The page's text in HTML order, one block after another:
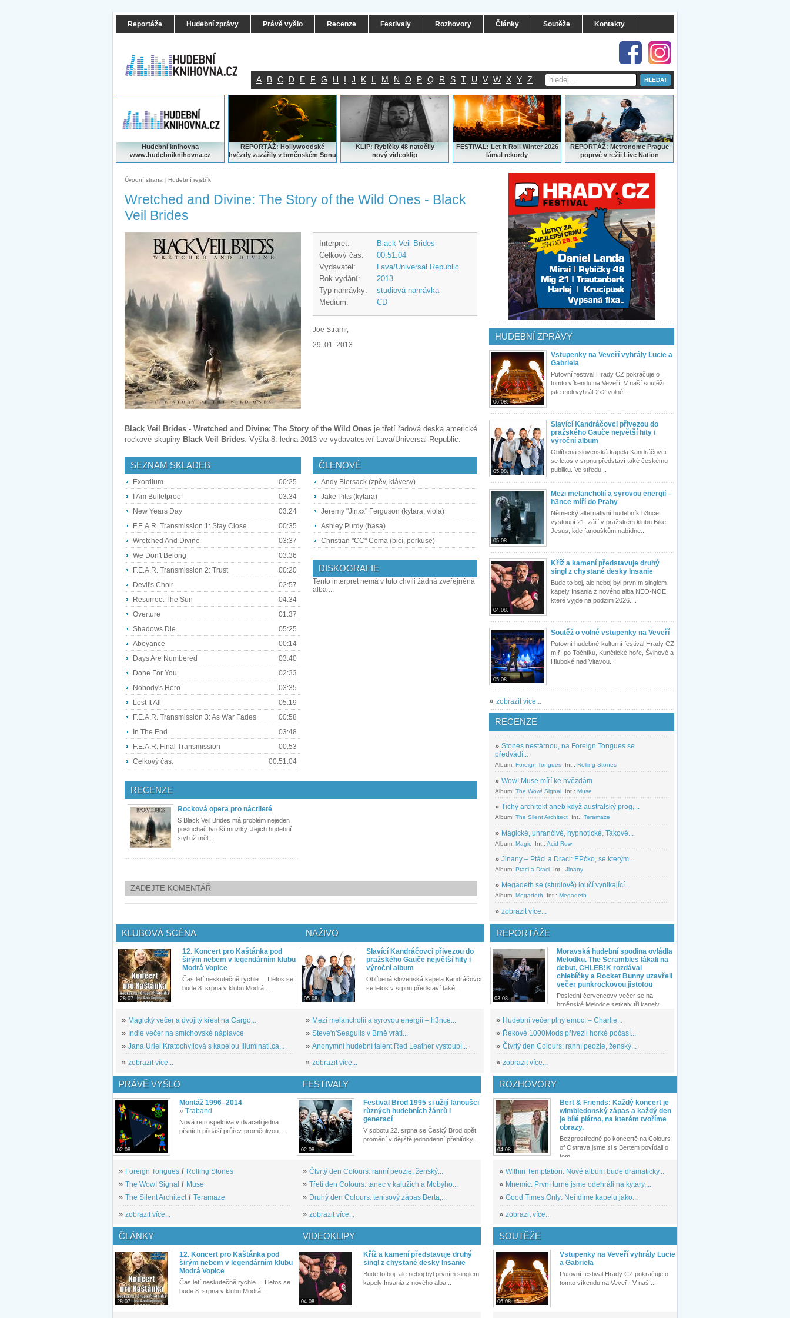
Reportáže Hudební zprávy Právě vyšlo Recenze Festivaly Rozhovory Články Soutěže Kontakty
A B C D E F G H I J K L M N O P Q R S T U V W X Y Z
Hudební knihovna
www.hudebniknihovna.cz
REPORTÁŽ: Hollywoodské
hvězdy zazářily v brněnském Sonu
KLIP: Rybičky 48 natočily
nový videoklip
FESTIVAL: Let It Roll Winter 2026
lámal rekordy
REPORTÁŽ:Metronome Prague
poprvé v režii Live Nation
Úvodní strana | Hudební rejstřík
Wretched and Divine: The Story of the Wild Ones - Black
Veil Brides
Interpret:
Black Veil Brides
Celkový čas:
00:51:04
Vydavatel:
Lava/Universal Republic
Rok vydání:
2013
Typ nahrávky:
studiová nahrávka
Medium:
CD
Joe Stramr,
29. 01. 2013
Black Veil Brides - Wretched and Divine: The Story of the Wild Ones je třetí řadová deska americké
rockové skupiny Black Veil Brides. Vyšla 8. ledna 2013 ve vydavateství Lava/Universal Republic.
SEZNAM SKLADEB
Exordium
00:25
I Am Bulletproof
03:34
New Years Day
03:24
F.E.A.R. Transmission 1: Stay Close
00:35
Wretched And Divine
03:37
We Don't Belong
03:36
F.E.A.R. Transmission 2: Trust
00:20
Devil's Choir
02:57
Resurrect The Sun
04:34
Overture
01:37
Shadows Die
05:25
Abeyance
00:14
Days Are Numbered
03:40
Done For You
02:33
Nobody's Hero
03:35
Lost It All
05:19
F.E.A.R. Transmission 3: As War Fades
00:58
In The End
03:48
F.E.A.R: Final Transmission
00:53
Celkový čas:
00:51:04
ČLENOVÉ
Andy Biersack (zpěv, klávesy)
Jake Pitts (kytara)
Jeremy "Jinxx" Ferguson (kytara, viola)
Ashley Purdy (basa)
Christian "CC" Coma (bicí, perkuse)
DISKOGRAFIE
Tento interpret nemá v tuto chvíli žádná zveřejněná
alba ...
RECENZE
Rocková opera pro náctileté
S Black Veil Brides má problém nejeden
posluchač tvrdší muziky. Jejich hudební
styl už měl...
ZADEJTE KOMENTÁŘ
HUDEBNÍ ZPRÁVY
06.08.
Vstupenky na Veveří vyhrály Lucie a
Gabriela
Putovní festival Hrady CZ pokračuje o
tomto víkendu na Veveří. V naší soutěži
jste moli vyhrát 2x2 volné...
05.08.
Slavící Kandráčovci přivezou do
pražského Gauče největší hity i
výroční album
Oblíbená slovenská kapela Kandráčovci
se letos v srpnu představí také českému
publiku. Ve středu...
05.08.
Mezi melancholií a syrovou energií –
h3nce míří do Prahy
Německý alternativní hudebník h3nce
vystoupí 21. září v pražském klubu Bike
Jesus, kde fanouškům nabídne...
04.08.
Kříž a kamení představuje druhý
singl z chystané desky Insanie
Bude to boj, ale neboj byl prvním singlem
kapely Insania z nového alba NEO-NOE,
které vyjde na podzim 2026....
05.08.
Soutěž o volné vstupenky na Veveří
Putovní hudebně-kulturní festival Hrady CZ
míří po Točníku, Kunětické hoře, Švihově a
Hluboké nad Vltavou...
» zobrazit více...
RECENZE
» Stones nestárnou, na Foreign Tongues se
předvádí...
Album: Foreign Tongues Int.: Rolling Stones
» Wow! Muse míří ke hvězdám
Album: The Wow! Signal Int.: Muse
» Tichý architekt aneb když australský prog,...
Album: The Silent Architect Int.: Teramaze
» Magické, uhrančivé, hypnotické. Takové...
Album: Magic Int.: Acid Row
» Jinany – Ptáci a Draci: EPčko, se kterým...
Album: Ptáci a Draci Int.: Jinany
» Megadeth se (studiově) loučí vynikající...
Album: Megadeth Int.: Megadeth
» zobrazit více...
KLUBOVÁ SCÉNA
28.07.
12. Koncert pro Kaštánka pod
širým nebem v legendárním klubu
Modrá Vopice
Čas letí neskutečně rychle.... I letos se
bude 8. srpna v klubu Modrá...
» Magický večer a dvojitý křest na Cargo...
» Indie večer na smíchovské náplavce
» Jana Uriel Kratochvílová s kapelou Illuminati.ca...
» zobrazit více...
NAŽIVO
05.08.
Slavící Kandráčovci přivezou do
pražského Gauče největší hity i
výroční album
Oblíbená slovenská kapela Kandráčovci
se letos v srpnu představí také...
» Mezi melancholií a syrovou energií – h3nce...
» Steve'n'Seagulls v Brně vrátí...
» Anonymní hudební talent Red Leather vystoupí...
» zobrazit více...
REPORTÁŽE
03.08.
Moravská hudební spodina ovládla
Melodku. The Scrambles lákali na
debut, CHLEB!K rozdával
chlebíčky a Rocket Bunny uzavřeli
večer punkrockovou jistotou
Poslední červencový večer se na
brněnské Melodce setkaly tři kapely...
» Hudební večer plný emocí – Charlie...
» Řekové 1000Mods přivezli horké počasí...
» Čtvrtý den Colours: ranní peozie, ženský...
» zobrazit více...
PRÁVĚ VYŠLO
02.08.
Montáž 1996–2014
» Traband
Nová retrospektiva v dvaceti jedna
písních přináší průřez proměnlivou...
» Foreign Tongues / Rolling Stones
» The Wow! Signal / Muse
» The Silent Architect/ Teramaze
» zobrazit více...
FESTIVALY
02.08.
Festival Brod 1995 si užijí fanoušci
různých hudebních žánrů i
generací
V sobotu 22. srpna se Český Brod opět
promění v dějiště jednodenní přehlídky...
» Čtvrtý den Colours: ranní peozie, ženský...
» Třetí den Colours: tanec v kalužích a Mobyho...
» Druhý den Colours: tenisový zápas Berta,...
» zobrazit více...
ROZHOVORY
04.08.
Bert & Friends: Každý koncert je
wimbledonský zápas a každý den
je bílé plátno, na kterém tvoříme
obrazy.
Bezprostředně po koncertě na Colours
of Ostrava jsme si s Bertem povídali o
tom,...
» Within Temptation: Nové album bude dramaticky...
» Mnemic: První turné jsme odehráli na kytary,...
» Good Times Only: Neřídíme kapelu jako...
» zobrazit více...
ČLÁNKY
28.07.
12. Koncert pro Kaštánka pod
širým nebem v legendárním klubu
Modrá Vopice
Čas letí neskutečně rychle.... I letos se
bude 8. srpna v klubu Modrá...
VIDEOKLIPY
04.08.
Kříž a kamení představuje druhý
singl z chystané desky Insanie
Bude to boj, ale neboj byl prvním singlem
kapely Insania z nového alba...
SOUTĚŽE
06.08.
Vstupenky na Veveří vyhrály Lucie
a Gabriela
Putovní festival Hrady CZ pokračuje o
tomto víkendu na Veveří. V naší...